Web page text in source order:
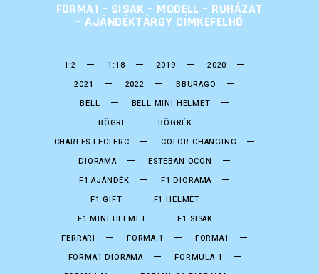
FORMA1 – SISAK – MODELL – RUHÁZAT
– AJÁNDÉKTÁRGY CÍMKEFELHŐ
1:2 1:18 2019
2020
2021
2022
BBURAGO
BELL
BELL MINI HELMET
BÖGRE
BÖGRÉK
CHARLES LECLERC
COLOR-CHANGING
DIORAMA
ESTEBAN OCON
F1 AJÁNDÉK
F1 DIORAMA
F1 GIFT
F1 HELMET
F1 MINI HELMET
F1 SISAK
FERRARI
FORMA 1
FORMA1
FORMA1 DIORAMA
FORMULA 1